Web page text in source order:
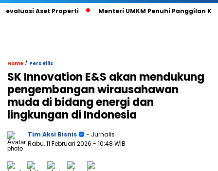
Aset Properti Menteri UMKM Penuhi Panggilan KPK soal
Home / Pers Rilis
SK Innovation E&S akan mendukung
pengembangan wirausahawan
muda di bidang energi dan
lingkungan di Indonesia
Tim Aksi Bisnis
- Jurnalis
Rabu, 11 Februari 2026 - 10:48 WIB